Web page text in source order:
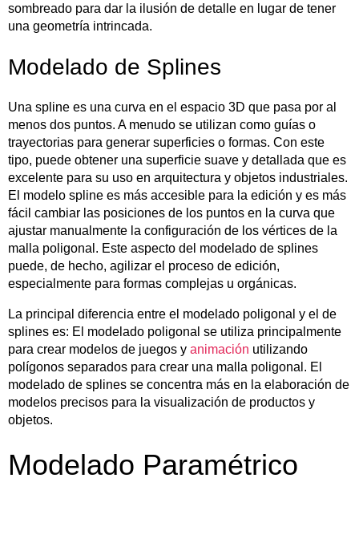
sombreado para dar la ilusión de detalle en lugar de tener
una geometría intrincada.
Modelado de Splines
Una spline es una curva en el espacio 3D que pasa por al
menos dos puntos. A menudo se utilizan como guías o
trayectorias para generar superficies o formas. Con este
tipo, puede obtener una superficie suave y detallada que es
excelente para su uso en arquitectura y objetos industriales.
El modelo spline es más accesible para la edición y es más
fácil cambiar las posiciones de los puntos en la curva que
ajustar manualmente la configuración de los vértices de la
malla poligonal. Este aspecto del modelado de splines
puede, de hecho, agilizar el proceso de edición,
especialmente para formas complejas u orgánicas.
La principal diferencia entre el modelado poligonal y el de
splines es: El modelado poligonal se utiliza principalmente
para crear modelos de juegos y animación utilizando
polígonos separados para crear una malla poligonal. El
modelado de splines se concentra más en la elaboración de
modelos precisos para la visualización de productos y
objetos.
Modelado Paramétrico